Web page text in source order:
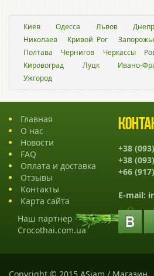
Киев Одесса Львов
Николаев
Кривой Рог
Полтава
Чернигов Черкассы
Кировоград
Луцк Ивано-
Ужгород
Главная
О нас
Новости
FAQ
Оплата и доставка
Отзывы
Контакты
Карта сайта
Наш партнер -
Crocothai.com.ua
+38
+38
+66
E-mail: